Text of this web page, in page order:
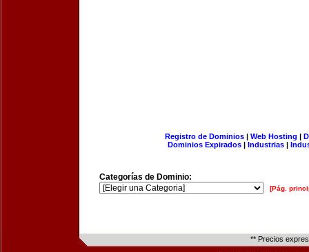
Registro de Dominios| Web Hosting |
Dominios Expirados | Industrias |
Categorías de Dominio:
[Pág.
** Precios